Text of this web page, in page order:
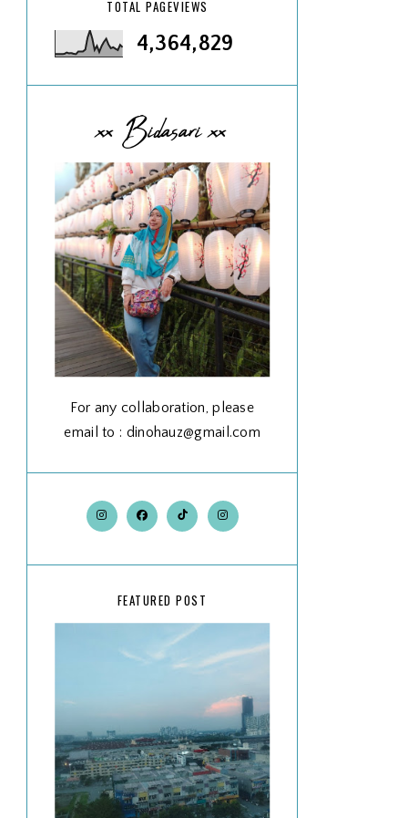
TOTAL PAGEVIEWS
4,364,829
xx Bidasari xx
For any collaboration, please
email to : dinohauz@gmail.com
FEATURED POST